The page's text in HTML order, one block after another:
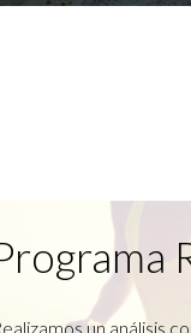
un análisis